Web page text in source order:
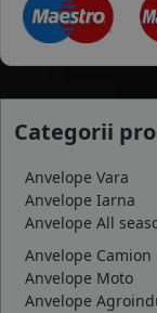
Categorii
Anvelope Vara
Anvelope Iarna
Anvelope All
Anvelope Camion
Anvelope Moto
Anvelope